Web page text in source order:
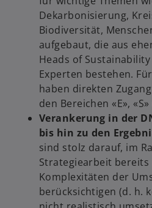
Dekarbonisierung,
Biodiversität,
aufgebaut, die aus
Heads of
Experten bestehen.
haben direkten
den Bereichen «E»,
Verankerung in der
bis hin zu den
sind stolz darauf, im
Strategiearbeit
Komplexitäten der
berücksichtigen (d. h.